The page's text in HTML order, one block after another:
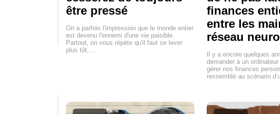
être pressé
On a parfois l'impression que le monde entier
est devenu l'ennemi d'une vie paisible.
Partout, on vous répète qu'il faut se lever
plus tôt,…
finances
entre les
réseau
Il y a encore quelques
demander à un
gérer nos finances
ressemblé au scénario